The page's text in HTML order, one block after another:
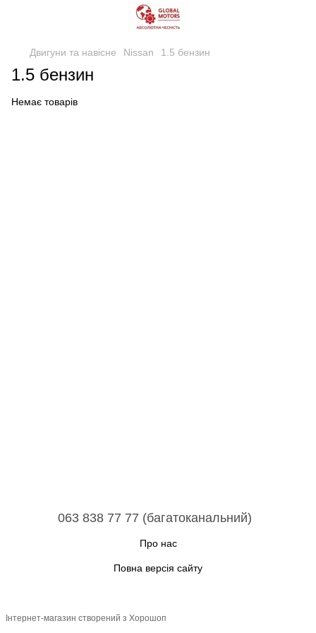
Двигуни та навісне Nissan 1.5 бензин
1.5 бензин
Немає товарів
063 838 77 77 (багатоканальний)
Про нас
Повна версія сайту
Інтернет-магазин створений з Хорошоп